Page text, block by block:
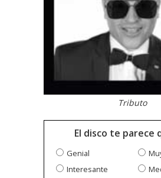
Tributo
El disco te parece
Genial
Interesante